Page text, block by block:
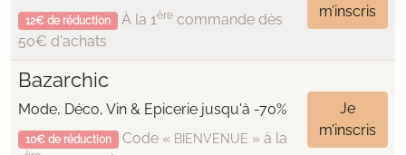
12€ de réduction À la 1èrecommande dès
50€ d'achats
m’inscris
Bazarchic
Mode, Déco, Vin & Epicerie jusqu'à -70%
10€ de réduction Code « BIENVENUE » à la
Je
m’inscris